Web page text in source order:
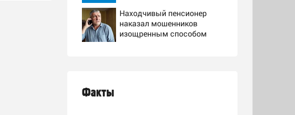
громкий хлопок
Находчивый пенсионер
наказал мошенников
изощренным способом
Факты